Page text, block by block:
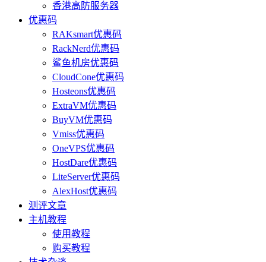
香港高防服务器
优惠码
RAKsmart优惠码
RackNerd优惠码
鲨鱼机房优惠码
CloudCone优惠码
Hosteons优惠码
ExtraVM优惠码
BuyVM优惠码
Vmiss优惠码
OneVPS优惠码
HostDare优惠码
LiteServer优惠码
AlexHost优惠码
测评文章
主机教程
使用教程
购买教程